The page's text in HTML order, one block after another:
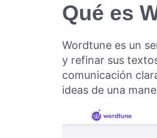
Qué es
Wordtune es un
y refinar sus
comunicación
ideas de una